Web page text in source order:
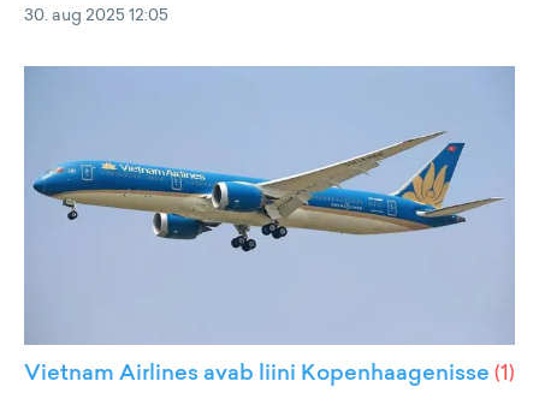
30. aug 2025 12:05
Vietnam Airlines avab liini Kopenhaagenisse (1)